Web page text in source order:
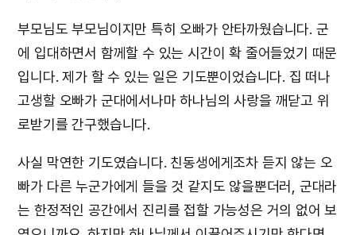
부모님도 부모님이지만 특히 오빠가 안타까웠습니다. 군
에 입대하면서 함께할 수 있는 시간이 확 줄어들었기 때문
입니다. 제가 할 수 있는 일은 기도뿐이었습니다. 집 떠나
고생할 오빠가 군대에서나마 하나님의 사랑을 깨닫고 위
로받기를 간구했습니다.
사실 막연한 기도였습니다. 친동생에게조차 듣지 않는 오
빠가 다른 누군가에게 들을 것 같지도 않을뿐더러, 군대라
는 한정적인 공간에서 진리를 접할 가능성은 거의 없어 보